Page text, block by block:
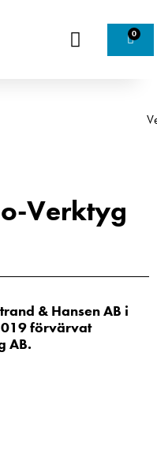
0
Verktyg
& Hansen AB i
förvärvat
AB.